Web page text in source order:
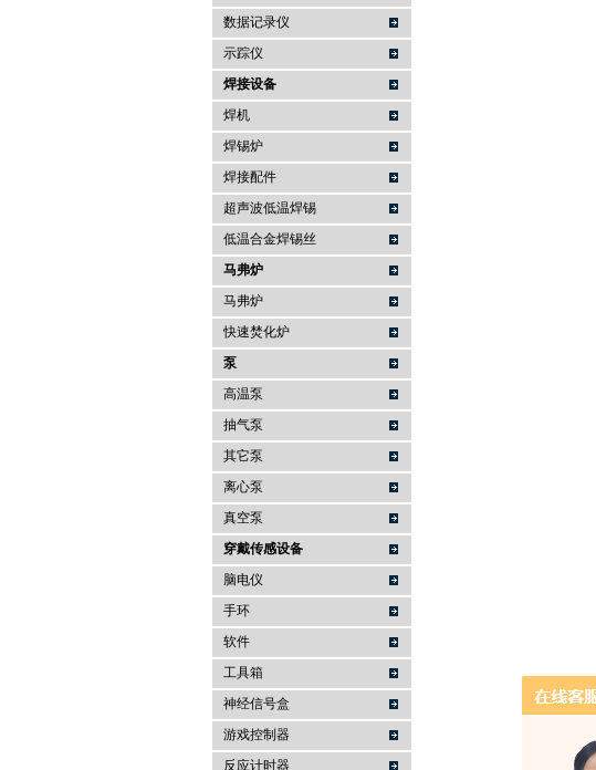
数据记录仪
示踪仪
焊接设备
焊机
焊锡炉
焊接配件
超声波低温焊锡
低温合金焊锡丝
马弗炉
马弗炉
快速焚化炉
泵
高温泵
抽气泵
其它泵
离心泵
真空泵
穿戴传感设备
脑电仪
手环
软件
工具箱
神经信号盒
游戏控制器
反应计时器